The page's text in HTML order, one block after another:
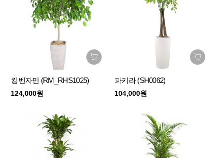
킹벤자민 (RM_RHS1025)
124,000원
파키라 (SH0062)
104,000원